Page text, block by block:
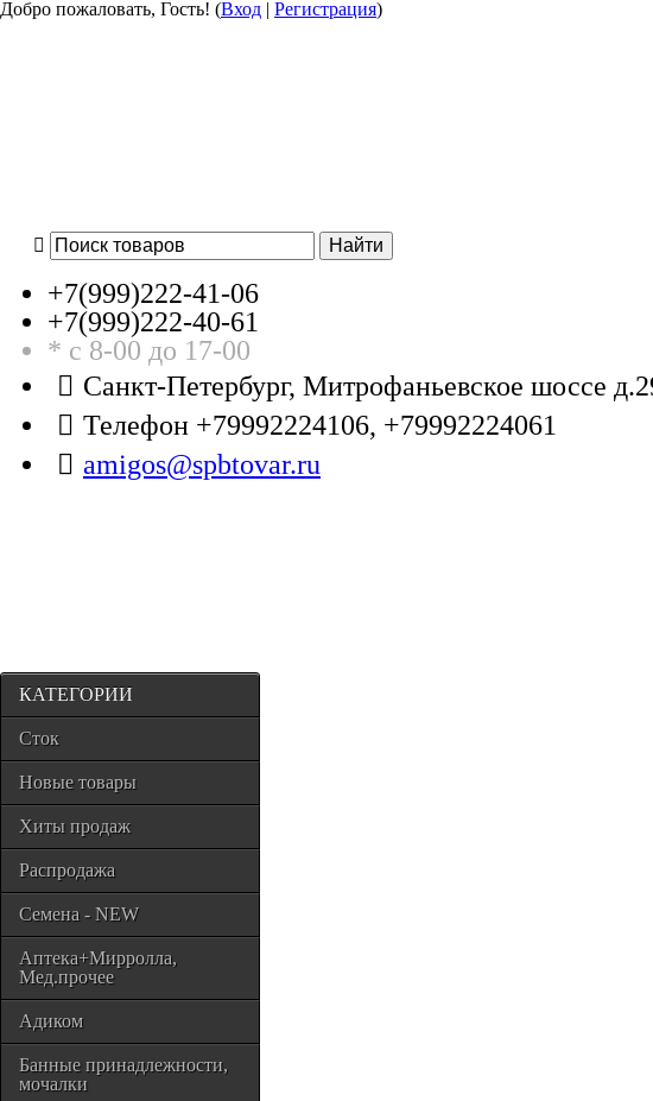
Добро пожаловать, Гость! (Вход | Регистрация)
+7(999)222-41-06
+7(999)222-40-61
* с 8-00 до 17-00
Санкт-Петербург, Митрофаньевское шоссе
Телефон +79992224106, +79992224061
amigos@spbtovar.ru
КАТЕГОРИИ
Сток
Новые товары
Хиты продаж
Распродажа
Семена - NEW
Аптека+Мирролла,
Мед.прочее
Адиком
Банные принадлежности,
мочалки